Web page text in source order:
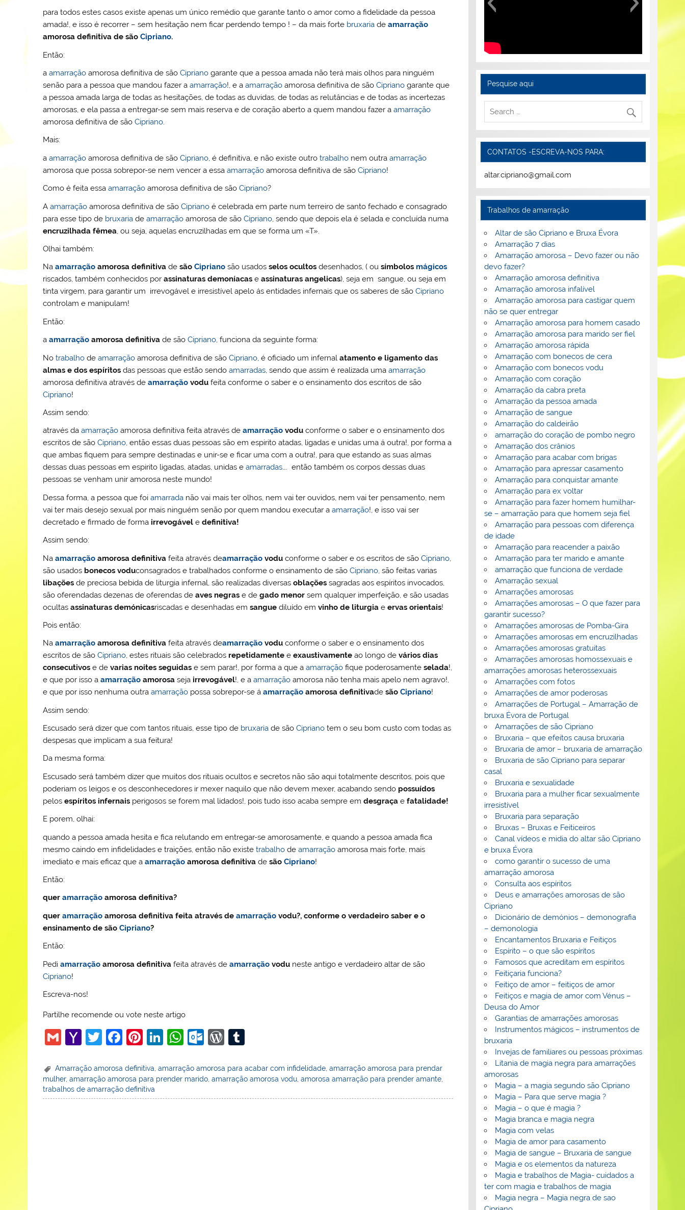
para todos estes casos existe apenas um único remédio que garante tanto o amor como a fidelidade da pessoa
amada!, e isso é recorrer – sem hesitação nem ficar perdendo tempo ! – da mais forte bruxaria deamarração
amorosa definitiva de sãoCipriano.
Então:
aamarração amorosa definitiva de sãoCipriano garante que a pessoa amada não terá mais olhos para ninguém
senão para a pessoa que mandou fazer aamarração!, e aamarração amorosa definitiva de sãoCipriano garante que
a pessoa amada larga de todas as hesitações, de todas as duvidas, de todas as relutâncias e de todas as incertezas
amorosas, e ela passa a entregar-se sem mais reserva e de coração aberto a quem mandou fazer aamarração
amorosa definitiva de sãoCipriano.
Mais:
aamarração amorosa definitiva de sãoCipriano, é definitiva, e não existe outrotrabalho nem outraamarração
amorosa que possa sobrepor-se nem vencer a essaamarração amorosa definitiva de sãoCipriano!
Como é feita essaamarração amorosa definitiva de sãoCipriano?
Aamarração amorosa definitiva de sãoCipriano é celebrada em parte num terreiro de santo fechado e consagrado
para esse tipo de bruxaria deamarração amorosa de sãoCipriano , sendo que depois ela é selada e concluída numa
encruzilhada fêmea , ou seja, aquelas encruzilhadas em que se forma um «T».
Olhai também:
Naamarração amorosa definitiva desãoCipriano são usadosselos ocultos desenhados, ( ousímbolos mágicos
riscados, também conhecidos porassinaturas demoníacas eassinaturas angelicas), seja em sangue, ou seja em
tinta virgem, para garantir um irrevogável e irresistível apelo ás entidades infernais que os saberes de sãoCipriano
controlam e manipulam!
Então:
aamarração amorosa definitiva de sãoCipriano, funciona da seguinte forma:
Notrabalho deamarração amorosa definitiva de sãoCipriano , é oficiado um infernalatamento e ligamento das
almas e dos espíritos das pessoas que estão sendoamarradas , sendo que assim é realizada umaamarração
amorosa definitiva através deamarração vodu feita conforme o saber e o ensinamento dos escritos de são
Cipriano!
Assim sendo:
através daamarração amorosa definitiva feita através deamarração vodu conforme o saber e o ensinamento dos
escritos de sãoCipriano, então essas duas pessoas são em espirito atadas, ligadas e unidas uma á outra!, por forma a
que ambas fiquem para sempre destinadas e unir-se e ficar uma com a outra!, para que estando as suas almas
dessas duas pessoas em espirito ligadas, atadas, unidas eamarradas…. então também os corpos dessas duas
pessoas se venham unir amorosa neste mundo!
Dessa forma, a pessoa que foiamarrada não vai mais ter olhos, nem vai ter ouvidos, nem vai ter pensamento, nem
vai ter mais desejo sexual por mais ninguém senão por quem mandou executar aamarração!, e isso vai ser
decretado e firmado de forma irrevogáveledefinitiva!
Assim sendo:
Naamarração amorosa definitivafeita através deamarração vodu conforme o saber e os escritos de sãoCipriano
são usados bonecos voduconsagrados e trabalhados conforme o ensinamento de sãoCipriano , são feitas varias
libações de preciosa bebida de liturgia infernal, são realizadas diversasoblaçõessagradas aos espíritos invocados,
são oferendadas dezenas de oferendas deaves negrase degado menor sem qualquer imperfeição, e são usadas
ocultasassinaturas demónicasriscadas e desenhadas emsangue diluído emvinho de liturgiaeervas orientais!
Pois então:
Naamarração amorosa definitivafeita através deamarração vodu conforme o saber e o ensinamento dos
escritos de sãoCipriano, estes rituais são celebrados repetidamente eexaustivamente ao longo devários dias
consecutivos e devarias noites seguidas e sem parar!, por forma a que aamarração fique poderosamenteselada!,
e que por isso aamarração amorosa seja irrevogável!, e aamarração amorosa não tenha mais apelo nem agravo!,
e que por isso nenhuma outraamarração possa sobrepor-se áamarração amorosa definitivadesãoCipriano!
Assim sendo:
Escusado será dizer que com tantos rituais, esse tipo de bruxaria de sãoCipriano tem o seu bom custo com todas as
despesas que implicam a sua feitura!
Da mesma forma:
Escusado será também dizer que muitos dos rituais ocultos e secretos não são aqui totalmente descritos, pois que
poderiam os leigos e os desconhecedores ir mexer naquilo que não devem mexer, acabando sendo possuídos
pelosespíritos infernais perigosos se forem mal lidados!, pois tudo isso acaba sempre emdesgraça efatalidade!
E porem, olhai:
quando a pessoa amada hesita e fica relutando em entregar-se amorosamente, e quando a pessoa amada fica
mesmo caindo em infidelidades e traições, então não existetrabalho deamarração amorosa mais forte, mais
imediato e mais eficaz que aamarração amorosa definitiva desãoCipriano!
Então:
queramarração amorosa definitiva?
queramarração amorosa definitiva feita através deamarração vodu?, conforme o verdadeiro saber e o
ensinamento de sãoCipriano?
Então:
Pediamarração amorosa definitivafeita através deamarração vodu neste antigo e verdadeiro altar de são
Cipriano!
Escreva-nos!
Partilhe recomende ou vote neste artigo
G
ai
l
Y
h
o
o
T
itt
er
F
c
e
b
Pi
er
e
st
Li
k
e
dI
W
at
s
A
O
lo
o
k.
W
d
Pr
e
m
bl
r
Amarração amorosa definitiva ,amarração amorosa para acabar com infidelidade ,amarração amorosa para prendar
mulher,amarração amorosa para prender marido ,amarração amorosa vodu ,amorosa amarração para prender amante
trabalhos de amarração definitiva
Pesquise aqui
CONTATOS -ESCREVA-NOS PARA:
altar.cipriano@gmail.com
Trabalhos de amarração
Altar de são Cipriano e Bruxa Évora
Amarração 7 dias
Amarração amorosa – Devo fazer ou não
devo fazer?
Amarração amorosa definitiva
Amarração amorosa infalível
Amarração amorosa para castigar quem
não se quer entregar
Amarração amorosa para homem casado
Amarração amorosa para marido ser fiel
Amarração amorosa rápida
Amarração com bonecos de cera
Amarração com bonecos vodu
Amarração com coração
Amarração da cabra preta
Amarração da pessoa amada
Amarração de sangue
Amarração do caldeirão
amarração do coração de pombo negro
Amarração dos crânios
Amarração para acabar com brigas
Amarração para apressar casamento
Amarração para conquistar amante
Amarração para ex voltar
Amarração para fazer homem humilhar-
se – amarração para que homem seja fiel
Amarração para pessoas com diferença
de idade
Amarração para reacender a paixão
Amarração para ter marido e amante
amarração que funciona de verdade
Amarração sexual
Amarrações amorosas
Amarrações amorosas – O que fazer para
garantir sucesso?
Amarrações amorosas de Pomba-Gira
Amarrações amorosas em encruzilhadas
Amarrações amorosas gratuitas
Amarrações amorosas homossexuais e
amarrações amorosas heterossexuais
Amarrações com fotos
Amarrações de amor poderosas
Amarrações de Portugal – Amarração de
bruxa Évora de Portugal
Amarrações de são Cipriano
Bruxaria – que efeitos causa bruxaria
Bruxaria de amor – bruxaria de amarração
Bruxaria de são Cipriano para separar
casal
Bruxaria e sexualidade
Bruxaria para a mulher ficar sexualmente
irresistível
Bruxaria para separação
Bruxas – Bruxas e Feiticeiros
Canal vídeos e midia do altar são Cipriano
e bruxa Évora
como garantir o sucesso de uma
amarração amorosa
Consulta aos espíritos
Deus e amarrações amorosas de são
Cipriano
Dicionário de demónios – demonografia
– demonologia
Encantamentos Bruxaria e Feitiços
Espírito – o que são espíritos
Famosos que acreditam em espíritos
Feitiçaria funciona?
Feitiço de amor – feitiços de amor
Feitiços e magia de amor com Vénus –
Deusa do Amor
Garantias de amarrações amorosas
Instrumentos mágicos – instrumentos de
bruxaria
Invejas de familiares ou pessoas próximas
Litania de magia negra para amarrações
amorosas
Magia – a magia segundo são Cipriano
Magia – Para que serve magia ?
Magia – o que é magia ?
Magia branca e magia negra
Magia com velas
Magia de amor para casamento
Magia de sangue – Bruxaria de sangue
Magia e os elementos da natureza
Magia e trabalhos de Magia- cuidados a
ter com magia e trabalhos de magia
Magia negra – Magia negra de sao